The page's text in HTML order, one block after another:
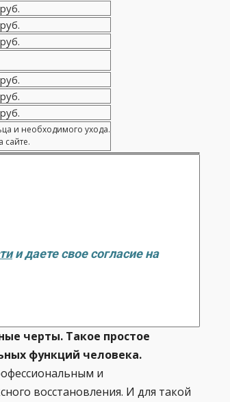
и необходимого ухода.
сайте.
и даете свое согласие на
черты. Такое простое
функций человека.
и
восстановления. И для такой